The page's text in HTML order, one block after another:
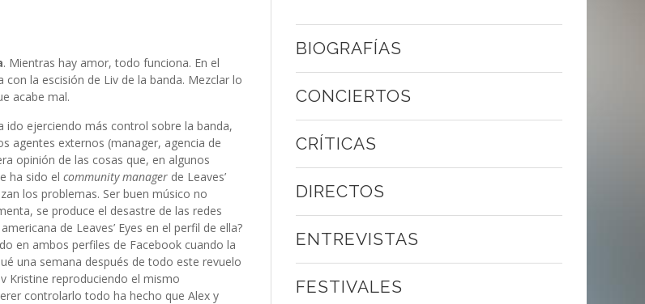
. Mientras hay amor, todo funciona. En el
la escisión de Liv de la banda. Mezclar lo
acabe mal.
ido ejerciendo más control sobre la banda,
agentes externos (manager, agencia de
opinión de las cosas que, en algunos
ha sido el community manager de Leaves’
los problemas. Ser buen músico no
se produce el desastre de las redes
de Leaves’ Eyes en el perfil de ella?
en ambos perfiles de Facebook cuando la
una semana después de todo este revuelo
Kristine reproduciendo el mismo
controlarlo todo ha hecho que Alex y
BIOGRAFÍAS
CONCIERTOS
CRÍTICAS
DIRECTOS
ENTREVISTAS
FESTIVALES